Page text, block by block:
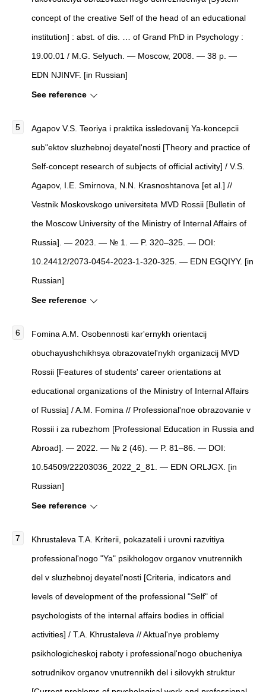
concept of the creative Self of the head of an educational
institution] : abst. of dis. … of Grand PhD in Psychology :
19.00.01 / M.G. Selyuch. — Moscow, 2008. — 38 p. —
EDN NJINVF. [in Russian]
See reference
Agapov V.S. Teoriya i praktika issledovanij Ya-koncepcii
sub"ektov sluzhebnoj deyatel'nosti [Theory and practice of
Self-concept research of subjects of official activity] / V.S.
Agapov, I.E. Smirnova, N.N. Krasnoshtanova [et al.] //
Vestnik Moskovskogo universiteta MVD Rossii [Bulletin of
the Moscow University of the Ministry of Internal Affairs of
Russia]. — 2023. — № 1. — P. 320–325. — DOI:
10.24412/2073-0454-2023-1-320-325. — EDN EGQIYY. [in
Russian]
See reference
Fomina A.M. Osobennosti kar'ernykh orientacij
obuchayushchikhsya obrazovatel'nykh organizacij MVD
Rossii [Features of students' career orientations at
educational organizations of the Ministry of Internal Affairs
of Russia] / A.M. Fomina // Professional'noe obrazovanie v
Rossii i za rubezhom [Professional Education in Russia and
Abroad]. — 2022. — № 2 (46). — P. 81–86. — DOI:
10.54509/22203036_2022_2_81. — EDN ORLJGX. [in
Russian]
See reference
Khrustalеva T.A. Kriterii, pokazateli i urovni razvitiya
professional'nogo "Ya" psikhologov organov vnutrennikh
del v sluzhebnoj deyatel'nosti [Criteria, indicators and
levels of development of the professional "Self" of
psychologists of the internal affairs bodies in official
activities] / T.A. Khrustalеva // Aktual'nye problemy
psikhologicheskoj raboty i professional'nogo obucheniya
sotrudnikov organov vnutrennikh del i silovykh struktur